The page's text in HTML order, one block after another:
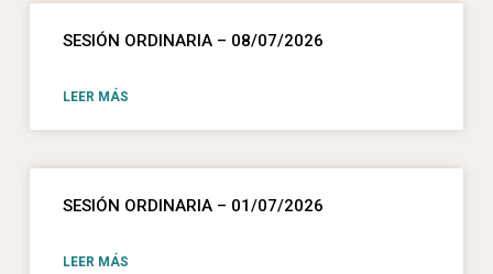
SESIÓN ORDINARIA – 08/07/2026
LEER MÁS
SESIÓN ORDINARIA – 01/07/2026
LEER MÁS